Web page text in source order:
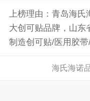
上榜理由：青岛海氏
大创可贴品牌，山东
制造创可贴/医用胶
海氏海诺